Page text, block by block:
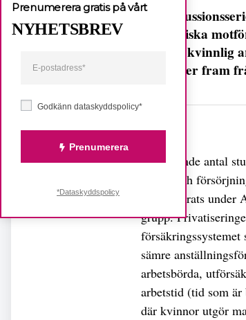
Ny
feministiska
obetald
som lyfter fram
Ett växande antal
arbete och
intensifierats
grupp.
sämre
arbetsbörda,
arbetstid (tid som är
där kvinnor utgör
Godkänn dataskyddspolicy*
Prenumerera
Prenumerera gratis på vårt
NYHETSBREV
*Dataskyddspolicy